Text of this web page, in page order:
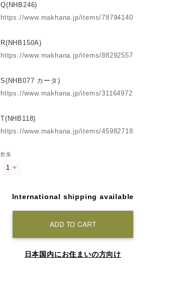
Q(NHB246)
https://www.makhana.jp/items/78794140
R(NHB150A)
https://www.makhana.jp/items/88292557
S(NHB077 カータ)
https://www.makhana.jp/items/31164972
T(NHB118)
https://www.makhana.jp/items/45982718
数量
International shipping available
ADD TO CART
日本国内にお住まいの方向け